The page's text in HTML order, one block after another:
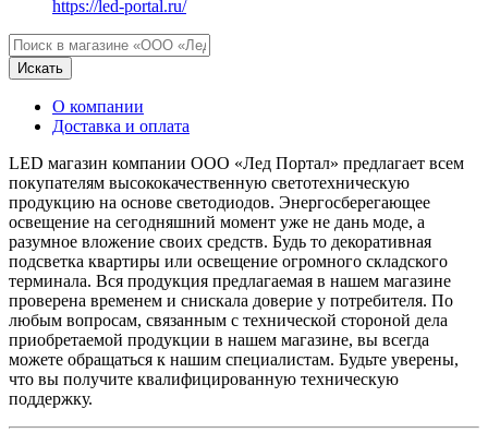
https://led-portal.ru/
Искать
О компании
Доставка и оплата
LED магазин компании ООО «Лед Портал» предлагает всем
покупателям высококачественную светотехническую
продукцию на основе светодиодов. Энергосберегающее
освещение на сегодняшний момент уже не дань моде, а
разумное вложение своих средств. Будь то декоративная
подсветка квартиры или освещение огромного складского
терминала. Вся продукция предлагаемая в нашем магазине
проверена временем и снискала доверие у потребителя. По
любым вопросам, связанным с технической стороной дела
приобретаемой продукции в нашем магазине, вы всегда
можете обращаться к нашим специалистам. Будьте уверены,
что вы получите квалифицированную техническую
поддержку.